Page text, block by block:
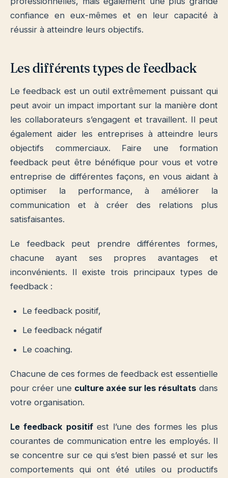
confiance en eux-mêmes et en leur capacité à
réussir à atteindre leurs objectifs.
Les différents types de feedback
Le feedback est un outil extrêmement puissant qui
peut avoir un impact important sur la manière dont
les collaborateurs s’engagent et travaillent. Il peut
également aider les entreprises à atteindre leurs
objectifs commerciaux. Faire une formation
feedback peut être bénéfique pour vous et votre
entreprise de différentes façons, en vous aidant à
optimiser la performance, à améliorer la
communication et à créer des relations plus
satisfaisantes.
Le feedback peut prendre différentes formes,
chacune ayant ses propres avantages et
inconvénients. Il existe trois principaux types de
feedback :
Le feedback positif,
Le feedback négatif
Le coaching.
Chacune de ces formes de feedback est essentielle
pour créer une culture axée sur les résultats dans
votre organisation.
Le feedback positifest l’une des formes les plus
courantes de communication entre les employés. Il
se concentre sur ce qui s’est bien passé et sur les
comportements qui ont été utiles ou productifs